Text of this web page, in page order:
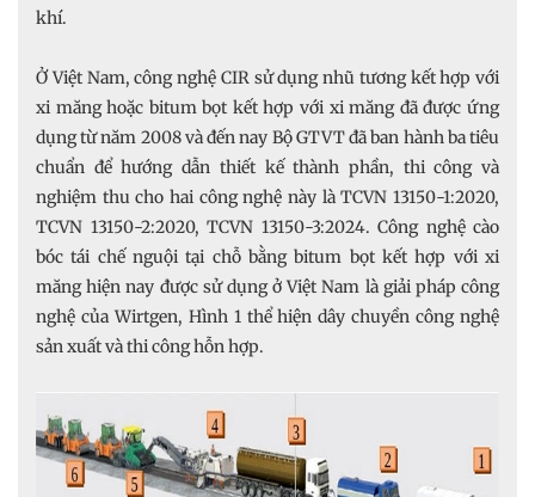
khí.
Ở Việt Nam, công nghệ CIR sử dụng nhũ tương kết hợp với
xi măng hoặc bitum bọt kết hợp với xi măng đã được ứng
dụng từ năm 2008 và đến nay Bộ GTVT đã ban hành ba tiêu
chuẩn để hướng dẫn thiết kế thành phần, thi công và
nghiệm thu cho hai công nghệ này là TCVN 13150-1:2020,
TCVN 13150-2:2020, TCVN 13150-3:2024. Công nghệ cào
bóc tái chế nguội tại chỗ bằng bitum bọt kết hợp với xi
măng hiện nay được sử dụng ở Việt Nam là giải pháp công
nghệ của Wirtgen, Hình 1 thể hiện dây chuyền công nghệ
sản xuất và thi công hỗn hợp.